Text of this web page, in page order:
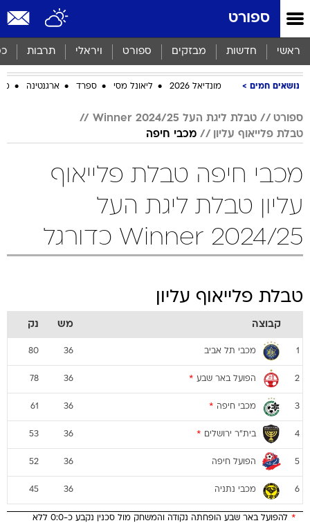
ספורט
ראשי חדשות מבזקים ספורט ויראלי תרבות
נושאים חמים מונדיאל 2026 ליאונל מסי ספרד ארגנטינה
ספורט
טבלת ליגת העל Winner 2024/25
טבלת פלייאוף עליון
מכבי חיפה
מכבי חיפה טבלת פלייאוף
עליון טבלת ליגת העל
Winner 2024/25 כדורגל
טבלת פלייאוף עליון
קבוצה מש נק
1 מכבי תל אביב 36
80
2 הפועל באר שבע *
36
78
3 מכבי חיפה *
36
61
4 בית"ר ירושלים *
36
53
5 הפועל חיפה 36
52
6 מכבי נתניה 36
45
*
להפועל באר שבע הופחתה נקודה והמשחק מול סכנין נקבע כ-0:0 ללא